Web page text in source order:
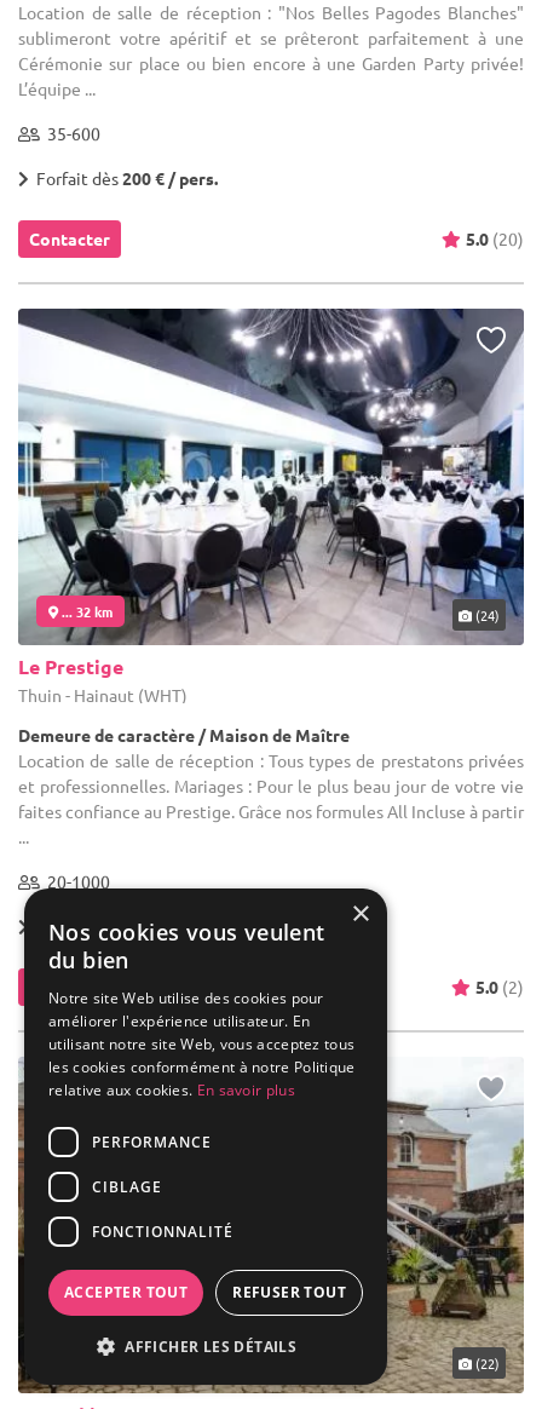
Location de salle de réception : "Nos Belles Pagodes Blanches"
sublimeront votre apéritif et se prêteront parfaitement à une
Cérémonie sur place ou bien encore à une Garden Party privée!
L’équipe ...
35-600
Forfait dès200 € / pers.
Contacter 5.0 (20)
... 32 km (24)
Le Prestige
Thuin - Hainaut (WHT)
Demeure de caractère / Maison de Maître
Location de salle de réception : Tous types de prestatons privées
et professionnelles. Mariages : Pour le plus beau jour de votre vie
faites confiance au Prestige. Grâce nos formules All Incluse à partir
...
20-1000
Forfait dès50 € / pers.
5.0 (2)
... 32 km (22)
×
Nos cookies vous veulent
du bien
Notre site Web utilise des cookies pour
améliorer l'expérience utilisateur. En
utilisant notre site Web, vous acceptez tous
les cookies conformément à notre Politique
relative aux cookies. En savoir plus
PERFORMANCE
CIBLAGE
FONCTIONNALITÉ
ACCEPTER TOUT REFUSER TOUT
AFFICHER LES DÉTAILS